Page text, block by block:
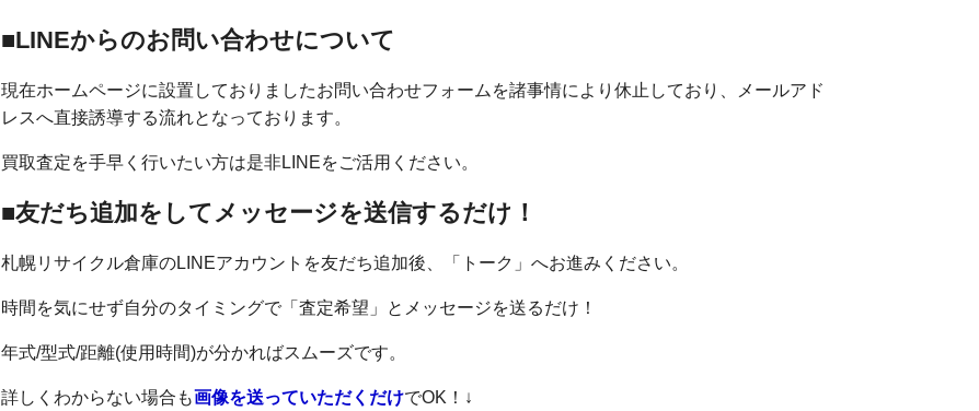
■LINEからのお問い合わせについて
現在ホームページに設置しておりましたお問い合わせフォームを諸事情により休止しており、メールアド
レスへ直接誘導する流れとなっております。
買取査定を手早く行いたい方は是非LINEをご活用ください。
■友だち追加をしてメッセージを送信するだけ！
札幌リサイクル倉庫のLINEアカウントを友だち追加後、「トーク」へお進みください。
時間を気にせず自分のタイミングで「査定希望」とメッセージを送るだけ！
年式/型式/距離(使用時間)が分かればスムーズです。
詳しくわからない場合も画像を送っていただくだけでOK！↓